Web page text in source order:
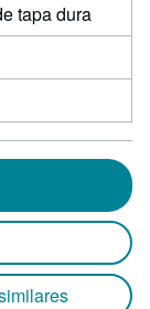
tapa dura